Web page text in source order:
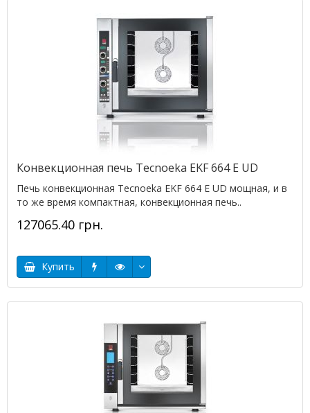
Конвекционная печь Tecnoeka EKF 664 E UD
Печь конвекционная Tecnoeka EKF 664 E UD мощная, и в
то же время компактная, конвекционная печь..
127065.40 грн.
Купить